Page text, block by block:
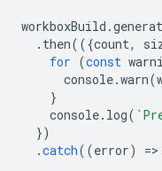
workboxBuild .
. then(({count,
for (const
console.warn(
}
console. log(
})
.catch((error) =>